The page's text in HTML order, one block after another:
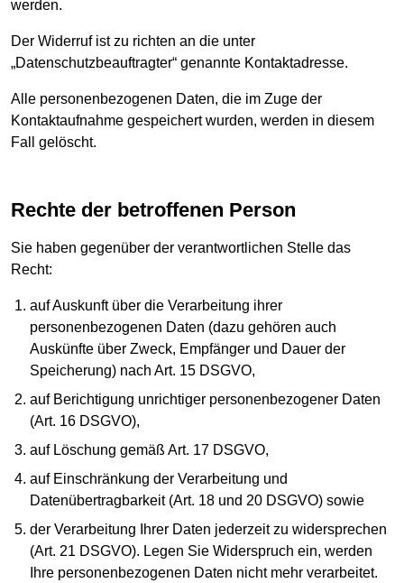
werden.
Der Widerruf ist zu richten an die unter
„Datenschutzbeauftragter“ genannte Kontaktadresse.
Alle personenbezogenen Daten, die im Zuge der
Kontaktaufnahme gespeichert wurden, werden in diesem
Fall gelöscht.
Rechte der betroffenen Person
Sie haben gegenüber der verantwortlichen Stelle das
Recht:
auf Auskunft über die Verarbeitung ihrer
personenbezogenen Daten (dazu gehören auch
Auskünfte über Zweck, Empfänger und Dauer der
Speicherung) nach Art. 15 DSGVO,
auf Berichtigung unrichtiger personenbezogener Daten
(Art. 16 DSGVO),
auf Löschung gemäß Art. 17 DSGVO,
auf Einschränkung der Verarbeitung und
Datenübertragbarkeit (Art. 18 und 20 DSGVO) sowie
der Verarbeitung Ihrer Daten jederzeit zu widersprechen
(Art. 21 DSGVO). Legen Sie Widerspruch ein, werden
Ihre personenbezogenen Daten nicht mehr verarbeitet.